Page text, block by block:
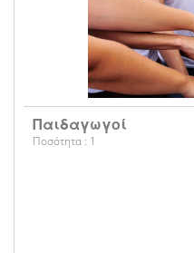
Παιδαγωγοί
Ποσότητα : 1